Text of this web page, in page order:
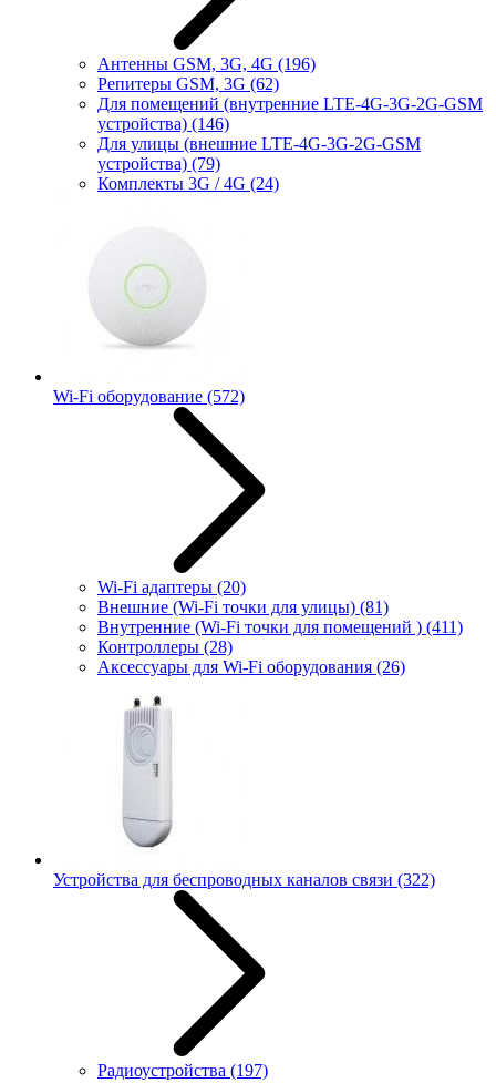
Антенны GSM, 3G, 4G (196)
Репитеры GSM, 3G (62)
Для помещений (внутренние LTE-4G-3G-2G-GSM
устройства) (146)
Для улицы (внешние LTE-4G-3G-2G-GSM
устройства) (79)
Комплекты 3G / 4G (24)
Wi-Fi оборудование (572)
Wi-Fi адаптеры (20)
Внешние (Wi-Fi точки для улицы) (81)
Внутренние (Wi-Fi точки для помещений ) (411)
Контроллеры (28)
Аксессуары для Wi-Fi оборудования (26)
Устройства для беспроводных каналов связи (322)
Радиоустройства (197)